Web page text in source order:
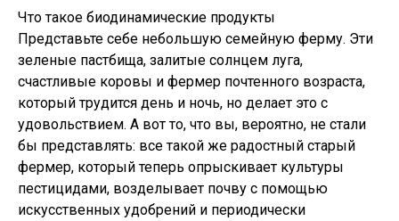
Что такое биодинамические продукты
Представьте себе небольшую семейную ферму. Эти
зеленые пастбища, залитые солнцем луга,
счастливые коровы и фермер почтенного возраста,
который трудится день и ночь, но делает это с
удовольствием. А вот то, что вы, вероятно, не стали
бы представлять: все такой же радостный старый
фермер, который теперь опрыскивает культуры
пестицидами, возделывает почву с помощью
искусственных удобрений и периодически